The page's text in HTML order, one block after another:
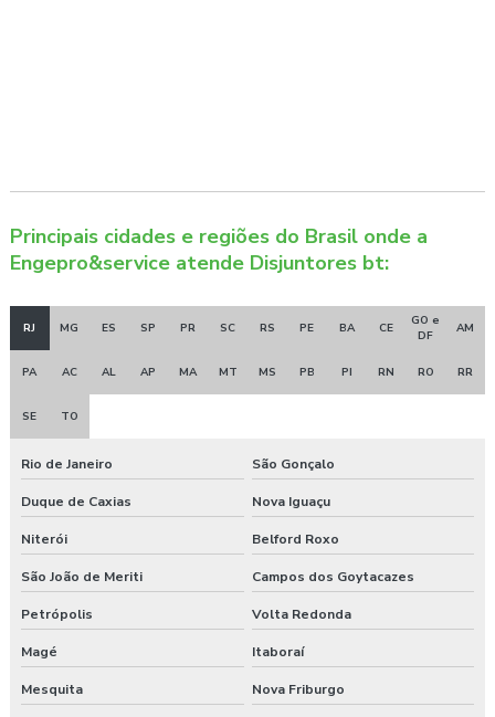
Principais cidades e regiões do Brasil onde a
Engepro&service atende Disjuntores bt:
RJ MG ES SP PR SC RS PE BA CE
GO e
DF
AM
PA AC AL AP MA MT MS PB PI RN RO RR
SE TO
Rio de Janeiro São Gonçalo
Duque de Caxias Nova Iguaçu
Niterói Belford Roxo
São João de Meriti Campos dos Goytacazes
Petrópolis Volta Redonda
Magé Itaboraí
Mesquita Nova Friburgo